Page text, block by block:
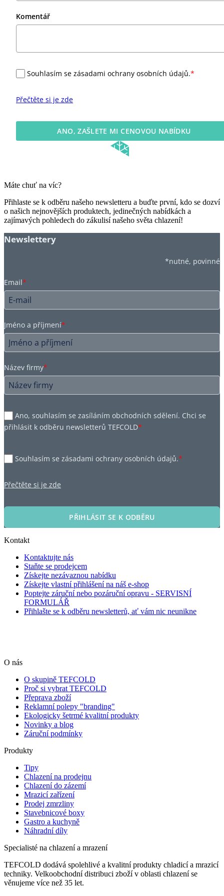
Komentář
Souhlasím se zásadami ochrany osobních údajů.*
Přečtěte si je zde
ANO, ZAŠLETE MI CENOVOU NABÍDKU
Máte chuť na víc?
Přihlaste se k odběru našeho newsletteru a buďte první, kdo se dozví
o našich nejnovějších produktech, jedinečných nabídkách a
zajímavých pohledech do zákulisí našeho světa chlazení!
Newslettery
*nutné, povinné
Email*
Jméno a příjmení*
Název firmy*
Ano, souhlasím se zasíláním obchodních sdělení. Chci se
přihlásit k odběru newsletterů TEFCOLD*
Souhlasím se zásadami ochrany osobních údajů.*
Přečtěte si je zde
PŘIHLÁSIT SE K ODBĚRU
Kontakt
Kontaktujte nás
Staňte se prodejcem
Získejte nezávaznou nabídku
Získejte vlastní přihlášení na náš e-shop
Poptejte záruční nebo pozáruční opravu - SERVISNÍ
FORMULÁŘ
Přihlašte se k odběru newsletterů, ať vám nic neunikne
O nás
O skupině TEFCOLD
Proč si vybrat TEFCOLD
Přeprava zboží
Reklamní polepy "branding"
Ekologicky šetrmé kvalitní produkty
Novinky a blog
Záruční podmínky
Produkty
Tipy
Chlazení na prodejnu
Chlazení do zázemí
Mrazicí zařízení
Prodej zmrzliny
Stavebnicové boxy
Gastro a kuchyně
Náhradní díly
Specialisté na chlazení a mrazení
TEFCOLD dodává spolehlivé a kvalitní produkty chladicí a mrazicí
techniky. Velkoobchodní distribuci zboží v oblasti chlazení se
věnujeme více než 35 let.